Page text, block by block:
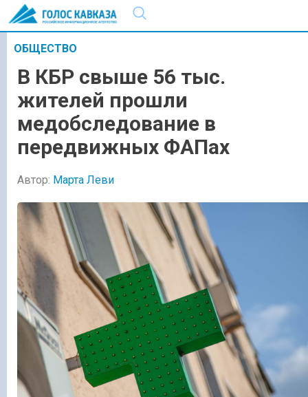
ОБЩЕСТВО
В КБР свыше 56 тыс.
жителей прошли
медобследование в
передвижных ФАПах
Автор: Марта Леви